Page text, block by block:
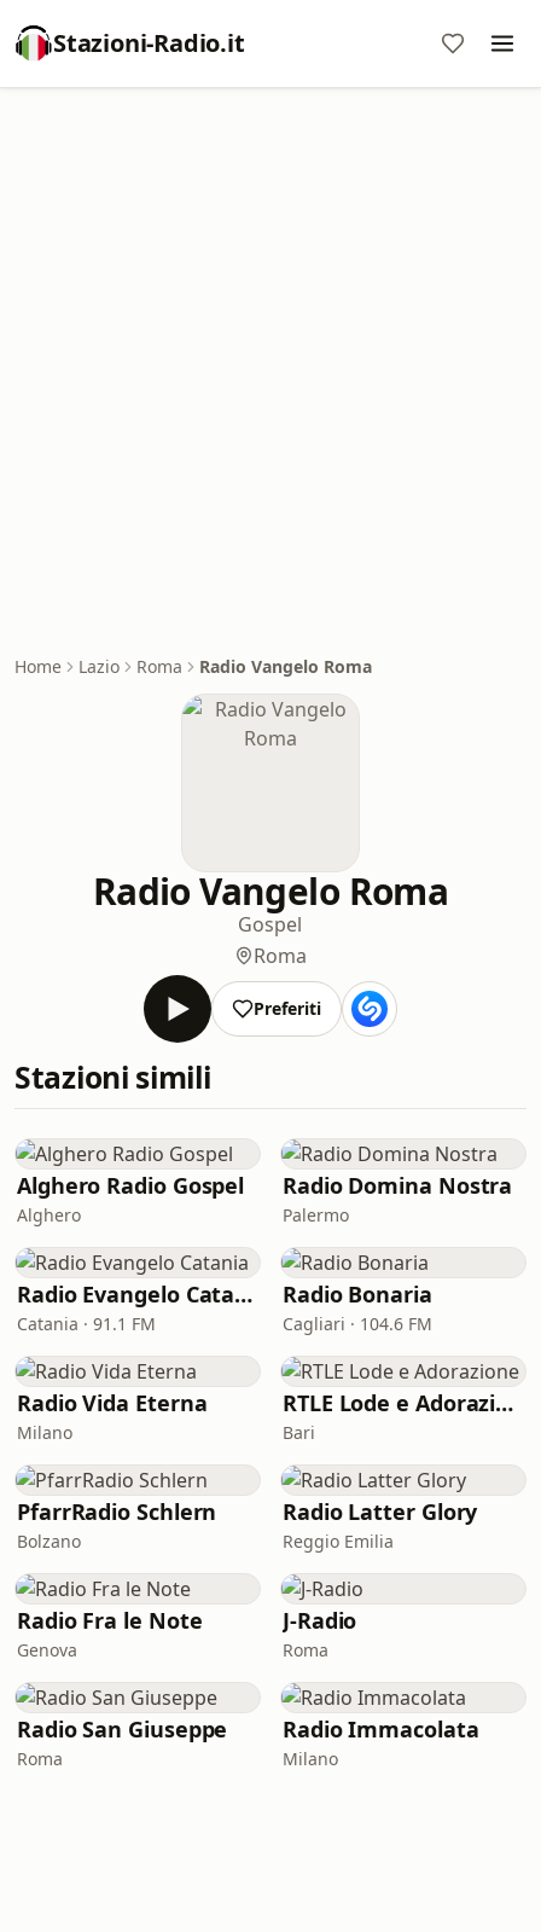
Stazioni-Radio.it
Home Lazio Roma Radio Vangelo Roma
Radio Vangelo Roma
Gospel
Roma
Preferiti
Stazioni simili
Alghero Radio Gospel
Alghero
Radio Domina Nostra
Palermo
Radio Evangelo Catania
Catania · 91.1 FM
Radio Bonaria
Cagliari · 104.6 FM
Radio Vida Eterna
Milano
RTLE Lode e Adorazione
Bari
PfarrRadio Schlern
Bolzano
Radio Latter Glory
Reggio Emilia
Radio Fra le Note
Genova
J-Radio
Roma
Radio San Giuseppe
Roma
Radio Immacolata
Milano